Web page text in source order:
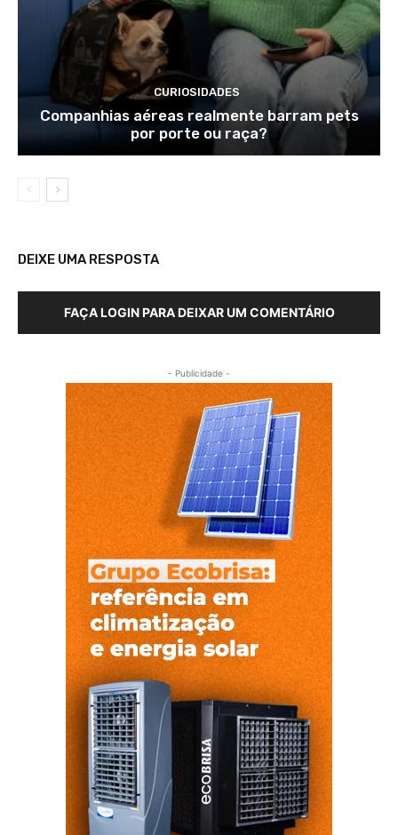
CURIOSIDADES
Companhias aéreas realmente barram pets
por porte ou raça?
DEIXE UMA RESPOSTA
FAÇA LOGIN PARA DEIXAR UM COMENTÁRIO
- Publicidade -